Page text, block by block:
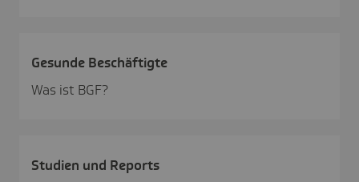
Gesunde Beschäf­tigte
Was ist BGF?
Studien und Reports